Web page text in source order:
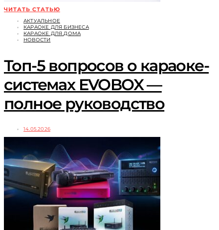
ЧИТАТЬ СТАТЬЮ
АКТУАЛЬНОЕ
КАРАОКЕ ДЛЯ БИЗНЕСА
КАРАОКЕ ДЛЯ ДОМА
НОВОСТИ
Топ-5 вопросов о караоке-
системах EVOBOX —
полное руководство
14.05.2026